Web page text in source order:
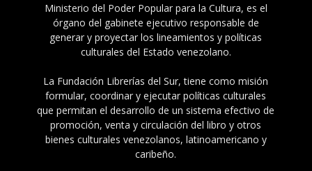
Ministerio del Poder Popular para la Cultura, es el
órgano del gabinete ejecutivo responsable de
generar y proyectar los lineamientos y políticas
culturales del Estado venezolano.
La Fundación Librerías del Sur, tiene como misión
formular, coordinar y ejecutar políticas culturales
que permitan el desarrollo de un sistema efectivo de
promoción, venta y circulación del libro y otros
bienes culturales venezolanos, latinoamericano y
caribeño.